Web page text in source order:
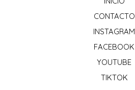
CONTACTO
INSTAGRAM
FACEBOOK
YOUTUBE
TIKTOK